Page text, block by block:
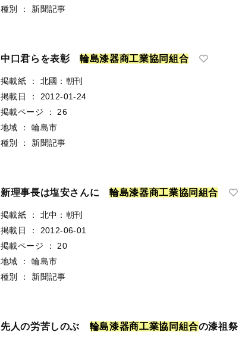
種別
： 新聞記事
中口君らを表彰輪島漆器商工業協同 組 合
掲載紙 ：
北國：朝刊
掲載日
：
2012-01-24
掲載ページ
：
26
地域
：
輪島市
種別
： 新聞記事
新理事長は塩安さんに輪島漆器商工業協同 組合
掲載紙 ：
北中：朝刊
掲載日
：
2012-06-01
掲載ページ
：
20
地域
：
輪島市
種別
： 新聞記事
先人の労苦しのぶ 輪島漆器商工業協 同 組合の漆祖祭